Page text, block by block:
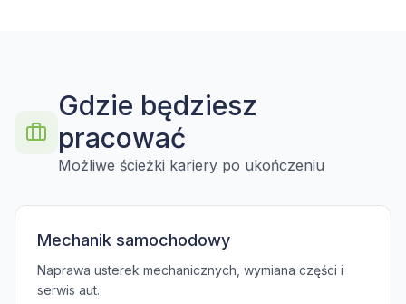
Gdzie będziesz
pracować
Możliwe ścieżki kariery po ukończeniu
Mechanik samochodowy
Naprawa usterek mechanicznych, wymiana części i
serwis aut.